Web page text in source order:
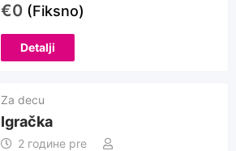
€0 (Fiksno)
Detalji
Za decu
Igračka
2 године pre